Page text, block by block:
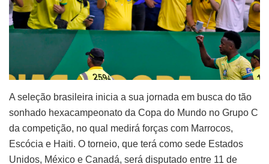
A seleção brasileira inicia a sua jornada em busca do tão
sonhado hexacampeonato da Copa do Mundo no Grupo C
da competição, no qual medirá forças com Marrocos,
Escócia e Haiti. O torneio, que terá como sede Estados
Unidos, México e Canadá, será disputado entre 11 de